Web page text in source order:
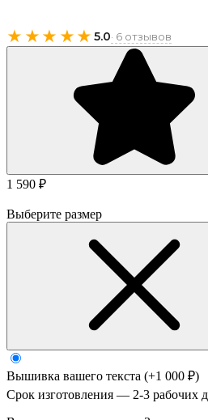
★★★★★ 5.0· 6 отзывов
1 590 ₽
Выберите размер
Вышивка вашего текста (+1 000 ₽)
Срок изготовления — 2-3 рабочих